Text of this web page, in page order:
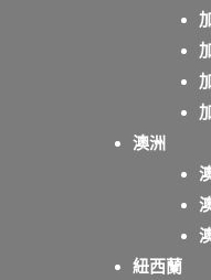
澳洲
紐西蘭